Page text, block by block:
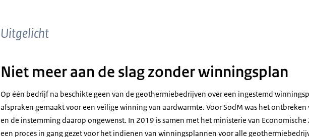
Uitgelicht
Niet meer aan de slag zonder winningsplan
Op één bedrijf na beschikte geen van de geothermiebedrijven over een ingestemd
afspraken gemaakt voor een veilige winning van aardwarmte. Voor SodM was het
en de instemming daarop ongewenst. In 2019 is samen met het ministerie van Economische
een proces in gang gezet voor het indienen van winningsplannen voor alle